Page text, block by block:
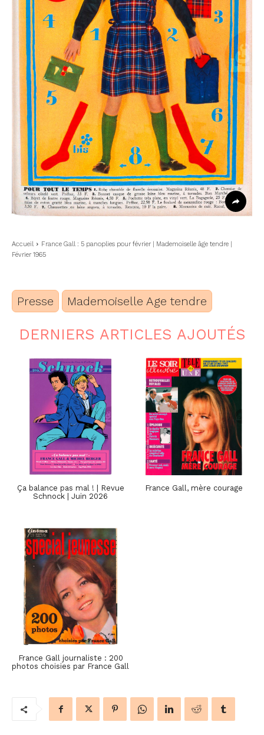
Accueil
France Gall : 5 panoplies pour février | Mademoiselle âge tendre |
Février 1965
Presse Mademoiselle Age tendre
DERNIERS ARTICLES AJOUTÉS
Ça balance pas mal ! | Revue
Schnock | Juin 2026
France Gall, mère courage
France Gall journaliste : 200
photos choisies par France Gall